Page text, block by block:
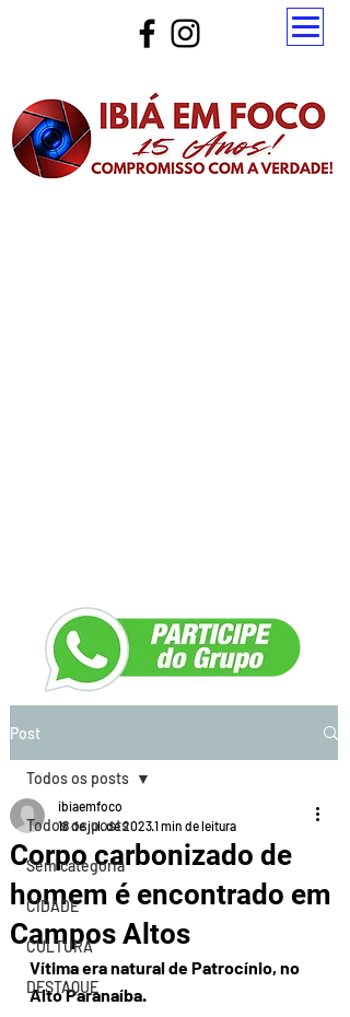
Post
Todos os posts
Sem categoria
CIDADE
CULTURA
DESTAQUE
Todos os posts
Corpo carbonizado de
homem é encontrado em
Campos Altos
ibiaemfoco
18 de jul. de 20231 min de leitura
Vítima era natural de Patrocínio, no
Alto Paranaíba.